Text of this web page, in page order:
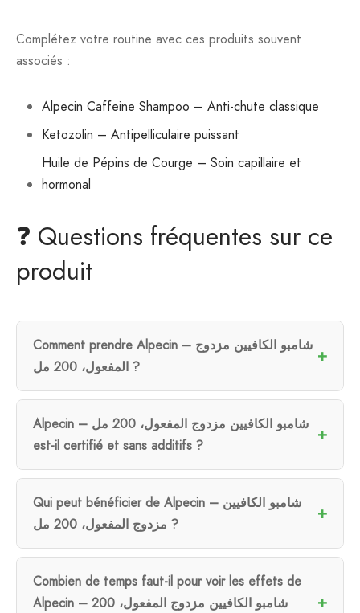
Complétez votre routine avec ces produits souvent
associés :
Alpecin Caffeine Shampoo – Anti-chute classique
Ketozolin – Antipelliculaire puissant
Huile de Pépins de Courge – Soin capillaire et
hormonal
❓ Questions fréquentes sur ce
produit
Comment prendre Alpecin – شامبو الكافيين مزدوج
المفعول، 200 مل ?
Alpecin – شامبو الكافيين مزدوج المفعول، 200 مل
est-il certifié et sans additifs ?
Qui peut bénéficier de Alpecin – شامبو الكافيين
مزدوج المفعول، 200 مل ?
Combien de temps faut-il pour voir les effets de
Alpecin – شامبو الكافيين مزدوج المفعول، 200